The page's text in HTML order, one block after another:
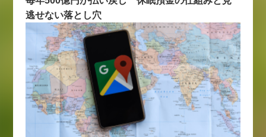
逃せない落とし穴